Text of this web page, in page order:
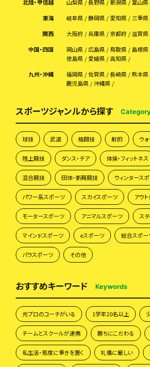
北陸・甲信越
山梨県 長野県 新潟県 富山県
東海
岐阜県 静岡県 愛知県
三重県
関西
大阪府 兵庫県 京都府 滋賀県
中国・四国
岡山県 広島県 鳥取県 島根県
徳島県
愛媛県
高知県
九州・沖縄
福岡県 佐賀県 長崎県 熊本県
鹿児島県
沖縄県
スポーツジャンルから探す
球技 武道 格闘技 射的 ウ
陸上競技 ダンス・チア 体操・フィットネス
混合競技 団体・新興競技 ウィンタース
パワー系スポーツ スカイスポーツ アウ
モータースポーツ アニマルスポーツ ス
マインドスポーツ eスポーツ 総合スポー
パラスポーツ その他
おすすめキーワード Keywords
元プロのコーチがいる 1学年20名以上
チームとスクールが連携 勝ちにこだわる
私生活・態度に重きを置く 礼儀に厳しい